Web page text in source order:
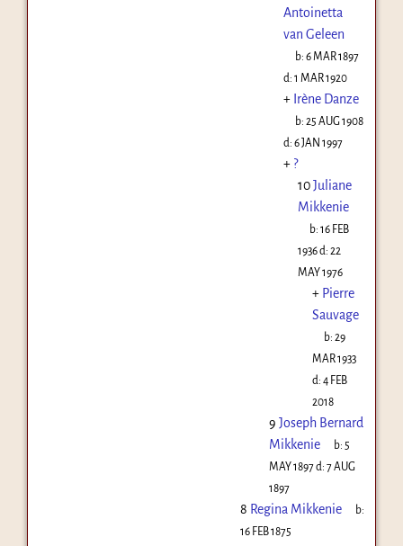
Antoinetta
van Geleen
b:6 MAR 1897
d: 1 MAR 1920
+ Irène Danze
b:25 AUG 1908
d: 6 JAN 1997
+ ?
10Juliane
Mikkenie
b:16 FEB
1936d: 22
MAY 1976
+ Pierre
Sauvage
b:29
MAR 1933
d: 4 FEB
2018
9 Joseph Bernard
Mikkenie
b: 5
MAY 1897d: 7 AUG
1897
8 Regina Mikkenie
b:
16 FEB 1875